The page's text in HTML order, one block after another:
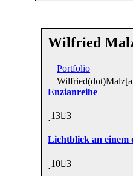
Wilfried
Portfolio
Enzianreihe
13 3
Lichtblick an einem
10 3